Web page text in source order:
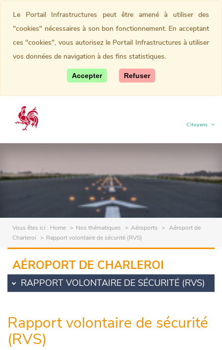
Citoyens
(current)
Vous êtes ici : Home Nos thématiques Aéroports
Aéroport de
Charleroi
Rapport volontaire de sécurité (RVS)
AÉROPORT DE CHARLEROI
RAPPORT VOLONTAIRE DE SÉCURITÉ (RVS)
Rapport volontaire de sécurité
(RVS)
Le Portail Infrastructures peut être amené à utiliser des
"cookies" nécessaires à son bon fonctionnement. En acceptant
ces "cookies", vous autorisez le Portail Infrastructures à utiliser
vos données de navigation à des fins statistiques.
Accepter Refuser